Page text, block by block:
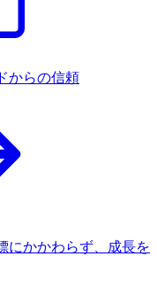
からの信頼
にかかわらず、成長を